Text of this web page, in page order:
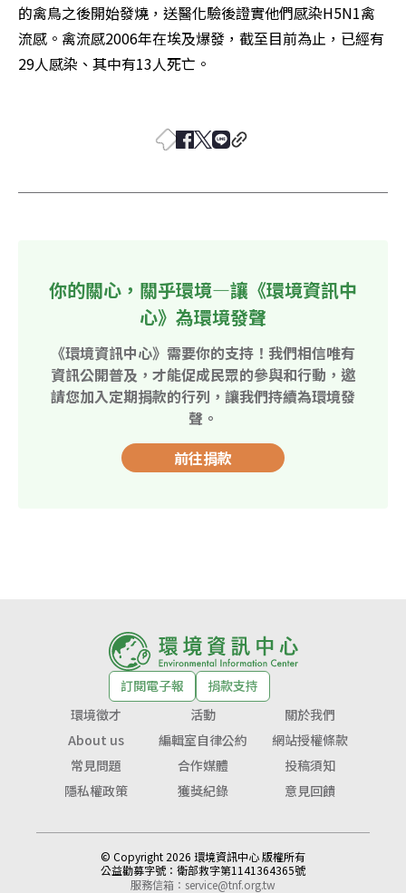
的禽鳥之後開始發燒，送醫化驗後證實他們感染H5N1禽
流感。禽流感2006年在埃及爆發，截至目前為止，已經有
29人感染、其中有13人死亡。
你的關心，關乎環境—讓《環境資訊中
心》為環境發聲
《環境資訊中心》需要你的支持！我們相信唯有
資訊公開普及，才能促成民眾的參與和行動，邀
請您加入定期捐款的行列，讓我們持續為環境發
聲。
前往捐款
訂閱電子報
捐款支持
環境徵才
活動
關於我們
About us
編輯室自律公約
網站授權條款
常見問題
合作媒體
投稿須知
隱私權政策
獲獎紀錄 意見回饋
© Copyright 2026 環境資訊中心 版權所有
公益勸募字號： 衛部救字第1141364365號
服務信箱： service@tnf.org.tw